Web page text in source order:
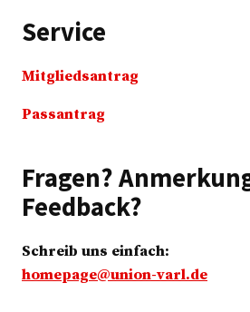
Service
Mitgliedsantrag
Passantrag
Fragen?
Feedback?
Schreib uns einfach:
homepage@union-varl.de